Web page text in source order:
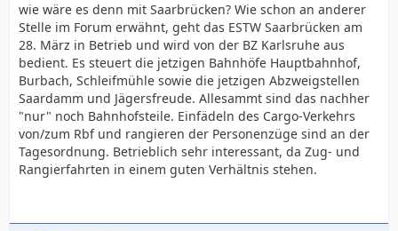
wie wäre es denn mit Saarbrücken? Wie schon an anderer
Stelle im Forum erwähnt, geht das ESTW Saarbrücken am
28. März in Betrieb und wird von der BZ Karlsruhe aus
bedient. Es steuert die jetzigen Bahnhöfe Hauptbahnhof,
Burbach, Schleifmühle sowie die jetzigen Abzweigstellen
Saardamm und Jägersfreude. Allesammt sind das nachher
"nur" noch Bahnhofsteile. Einfädeln des Cargo-Verkehrs
von/zum Rbf und rangieren der Personenzüge sind an der
Tagesordnung. Betrieblich sehr interessant, da Zug- und
Rangierfahrten in einem guten Verhältnis stehen.